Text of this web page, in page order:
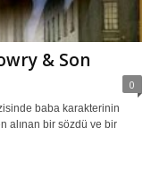
& Son
0
baba karakterinin
alınan bir sözdü ve bir